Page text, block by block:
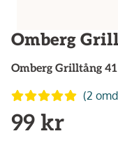
Omberg
Omberg Grilltång
(2
99 kr